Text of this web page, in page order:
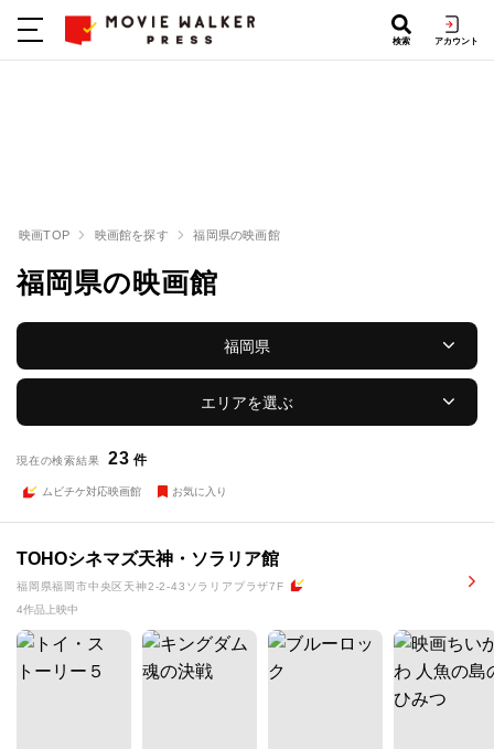
検索 アカウント
映画TOP 映画館を探す 福岡県の映画館
福岡県の映画館
福岡県
エリアを選ぶ
現在の検索結果 23 件
ムビチケ対応映画館 お気に入り
TOHOシネマズ天神・ソラリア館
福岡県福岡市中央区天神2-2-43ソラリアプラザ7F
4作品上映中